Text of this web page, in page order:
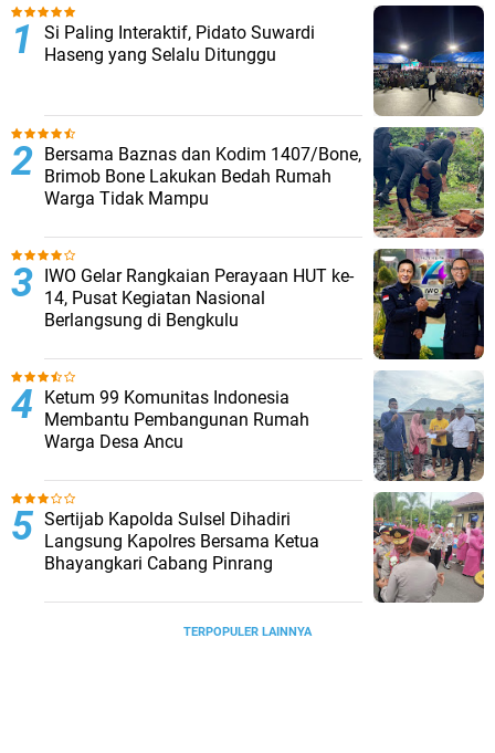
Si Paling Interaktif, Pidato Suwardi
Haseng yang Selalu Ditunggu
Bersama Baznas dan Kodim 1407/Bone,
Brimob Bone Lakukan Bedah Rumah
Warga Tidak Mampu
IWO Gelar Rangkaian Perayaan HUT ke-
14, Pusat Kegiatan Nasional
Berlangsung di Bengkulu
Ketum 99 Komunitas Indonesia
Membantu Pembangunan Rumah
Warga Desa Ancu
Sertijab Kapolda Sulsel Dihadiri
Langsung Kapolres Bersama Ketua
Bhayangkari Cabang Pinrang
TERPOPULER LAINNYA